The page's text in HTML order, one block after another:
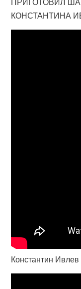
КОНСТАНТИНА
Константин Ивлев